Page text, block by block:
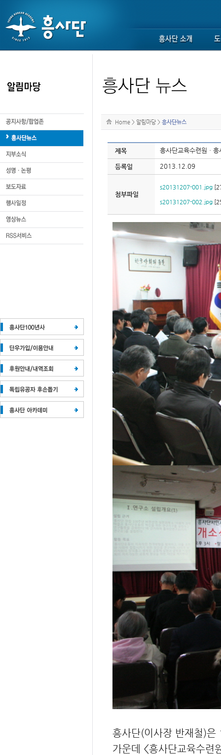
Home > 알림마당 > 흥사단뉴스
제목 흥사단교육수련원ㆍ
등록일 2013.12.09
첨부파일
s20131207-001.jpg
s20131207-002.jpg
흥사단(이사장 반재철)
가운데 <흥사단교육수